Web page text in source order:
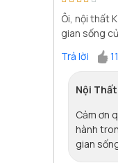
Ôi, nội thất
gian sống
Trả lời
Nội
Cảm ơn
hành
gian